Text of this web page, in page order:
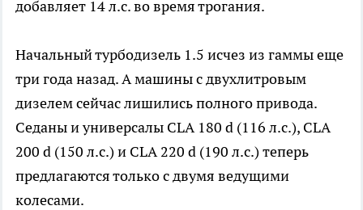
добавляет 14 л.с. во время трогания.
Начальный турбодизель 1.5 исчез из гаммы еще
три года назад. А машины с двухлитровым
дизелем сейчас лишились полного привода.
Седаны и универсалы CLA 180 d (116 л.с.), CLA
200 d (150 л.с.) и CLA 220 d (190 л.с.) теперь
предлагаются только с двумя ведущими
колесами.